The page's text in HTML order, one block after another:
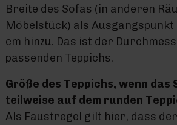
Breite des Sofas (in anderen
Möbelstück) als
cm hinzu. Das ist der
passenden Teppichs.
Größe des Teppichs, wenn das
teilweise auf dem runden
Als Faustregel gilt hier, dass